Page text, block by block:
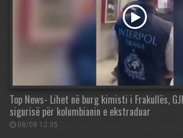
Top News- Lihet në burg kimisti i Frakullës,
sigurisë për kolumbianin e ekstraduar
08/08 12:35